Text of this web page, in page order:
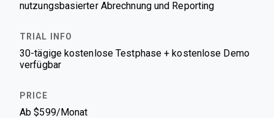
nutzungsbasierter Abrechnung und Reporting
30-tägige kostenlose Testphase + kostenlose Demo
verfügbar
Ab $599/Monat